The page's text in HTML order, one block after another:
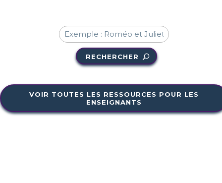
RECHERCHER
VOIR TOUTES LES RESSOURCES POUR LES
ENSEIGNANTS